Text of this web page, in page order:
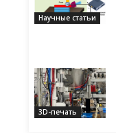
Научные статьи
3D-печать